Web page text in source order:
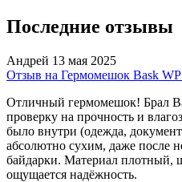
Последние отзывы
Андрей 13 мая 2025
Отзыв на Гермомешок Bask
Отличный гермомешок! Брал
проверку на прочность и
было внутри (одежда,
абсолютно сухим, даже после
байдарки. Материал плотный,
ощущается надёжность.